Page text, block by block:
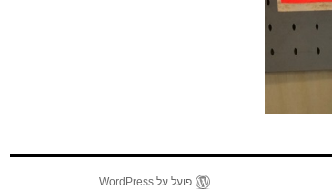
פועל על WordPress.